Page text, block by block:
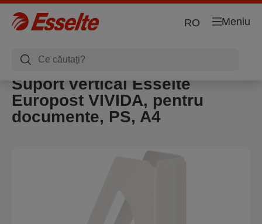
Meniu
RO
Suport vertical Esselte
Europost VIVIDA, pentru
documente, PS, A4